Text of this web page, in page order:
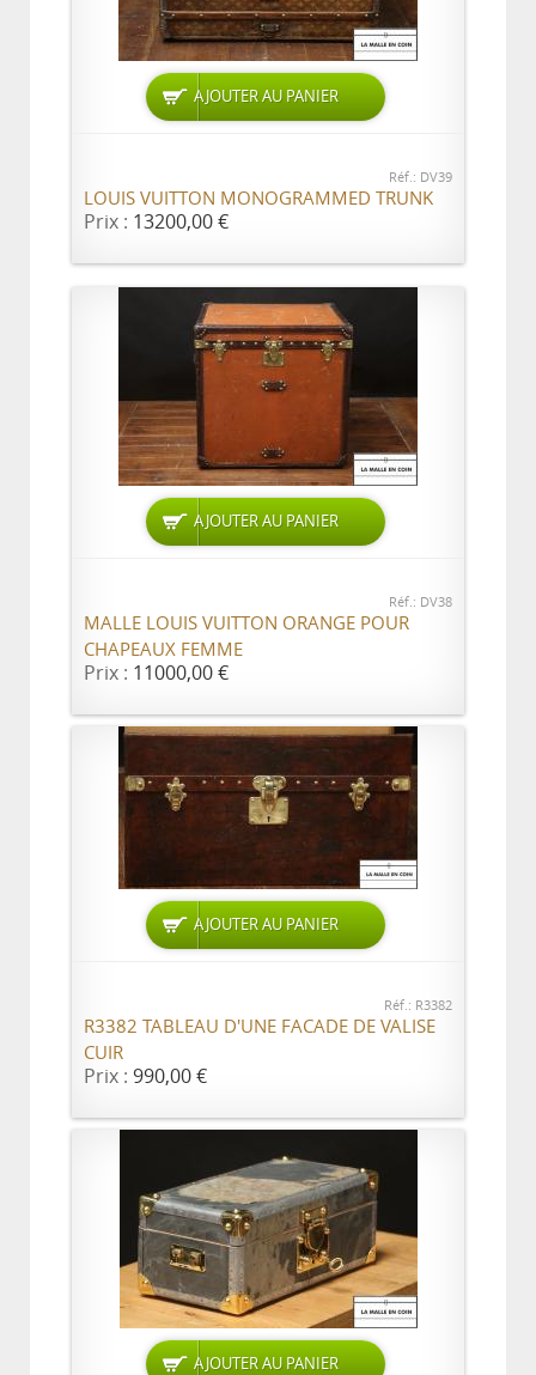
AJOUTER AU PANIER
Réf.: DV39
LOUIS VUITTON MONOGRAMMED TRUNK
Prix : 13200,00 €
AJOUTER AU PANIER
Réf.: DV38
MALLE LOUIS VUITTON ORANGE POUR
CHAPEAUX FEMME
Prix : 11000,00 €
AJOUTER AU PANIER
Réf.: R3382
R3382 TABLEAU D'UNE FACADE DE VALISE
CUIR
Prix : 990,00 €
AJOUTER AU PANIER